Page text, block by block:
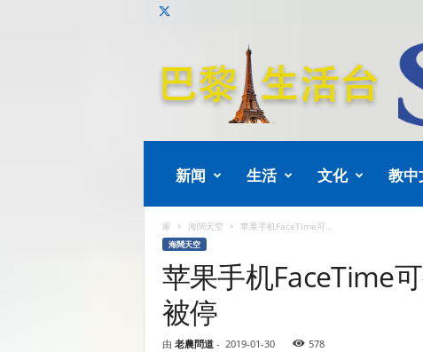
新闻 生活 文化 教中
家 海闊天空 苹果手机FaceTime可...
海闊天空
苹果手机FaceTime
被停
由 老農問道- 2019-01-30 578